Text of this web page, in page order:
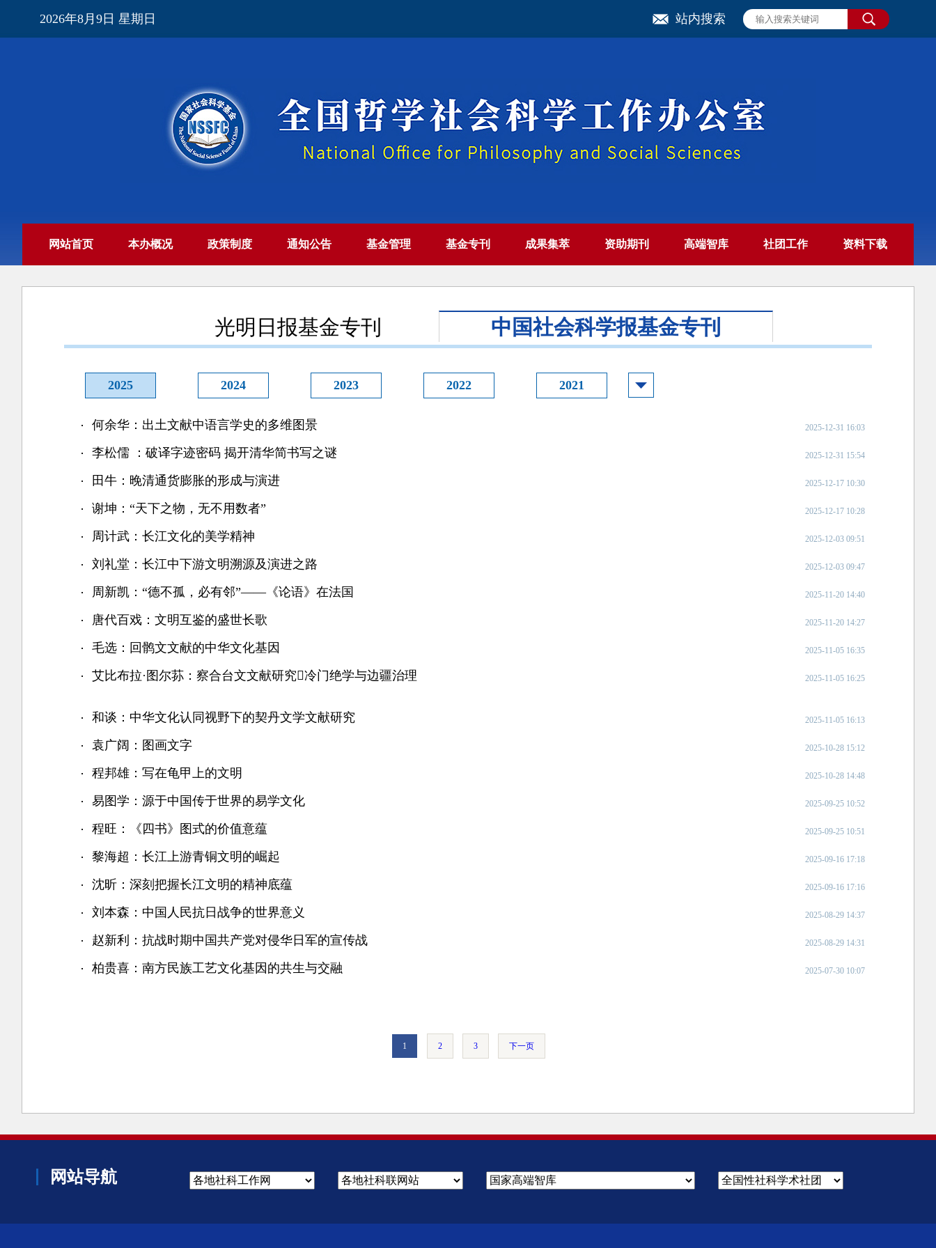
2026年8月9日 星期日 站内搜索
网站首页 本办概况 政策制度 通知公告 基金管理 基金专刊 成果集萃 资助期刊 高端智库 社团工作 资料下载
光明日报基金专刊 中国社会科学报基金专刊
2025 2024 2023 2022 2021
何余华：出土文献中语言学史的多维图景 2025-12-31 16:03
李松儒 ：破译字迹密码 揭开清华简书写之谜 2025-12-31 15:54
田牛：晚清通货膨胀的形成与演进 2025-12-17 10:30
谢坤：“天下之物，无不用数者” 2025-12-17 10:28
周计武：长江文化的美学精神 2025-12-03 09:51
刘礼堂：长江中下游文明溯源及演进之路 2025-12-03 09:47
周新凯：“德不孤，必有邻”——《论语》在法国 2025-11-20 14:40
唐代百戏：文明互鉴的盛世长歌 2025-11-20 14:27
毛选：回鹘文文献的中华文化基因 2025-11-05 16:35
艾比布拉·图尔荪：察合台文文献研究冷门绝学与边疆治理 2025-11-05 16:25
和谈：中华文化认同视野下的契丹文学文献研究 2025-11-05 16:13
袁广阔：图画文字 2025-10-28 15:12
程邦雄：写在龟甲上的文明 2025-10-28 14:48
易图学：源于中国传于世界的易学文化 2025-09-25 10:52
程旺：《四书》图式的价值意蕴 2025-09-25 10:51
黎海超：长江上游青铜文明的崛起 2025-09-16 17:18
沈昕：深刻把握长江文明的精神底蕴 2025-09-16 17:16
刘本森：中国人民抗日战争的世界意义 2025-08-29 14:37
赵新利：抗战时期中国共产党对侵华日军的宣传战 2025-08-29 14:31
柏贵喜：南方民族工艺文化基因的共生与交融 2025-07-30 10:07
1 2 3 下一页
网站导航